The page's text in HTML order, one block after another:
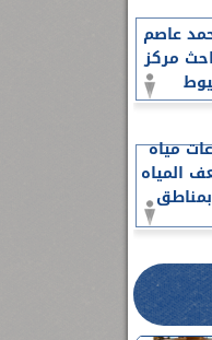
عاصم
مركز
مياه
المياه
بمناطق